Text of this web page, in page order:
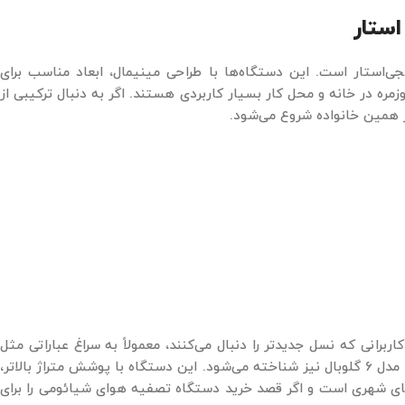
است. این دستگاه‌ها با طراحی مینیمال، ابعاد مناسب برای
در خانه و محل کار بسیار کاربردی هستند. اگر به‌ دنبال ترکیبی از
همین خانواده شروع می‌شود.
که نسل جدیدتر را دنبال می‌کنند، معمولاً به سراغ عباراتی مثل
تصفیه هوا شیائومی 6 می‌روند؛ مدلی که با نام کامل دستگاه تصفیه کننده هوا میجیا مدل 6 گلوبال نیز شناخته می‌شود. این دستگاه با پوشش متراژ بالاتر،
شهری است و اگر قصد خرید دستگاه تصفیه هوای شیائومی را برای